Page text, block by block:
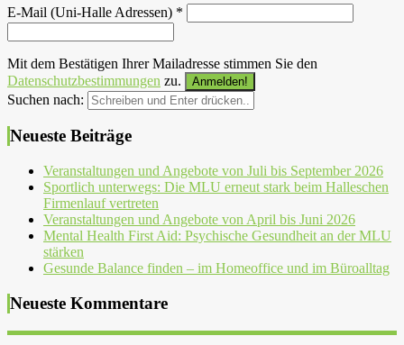
E-Mail (Uni-Halle Adressen) *
Mit dem Bestätigen Ihrer Mailadresse stimmen Sie den
Datenschutzbestimmungen zu.
Suchen nach:
Neueste Beiträge
Veranstaltungen und Angebote von Juli bis September 2026
Sportlich unterwegs: Die MLU erneut stark beim Halleschen
Firmenlauf vertreten
Veranstaltungen und Angebote von April bis Juni 2026
Mental Health First Aid: Psychische Gesundheit an der MLU
stärken
Gesunde Balance finden – im Homeoffice und im Büroalltag
Neueste Kommentare